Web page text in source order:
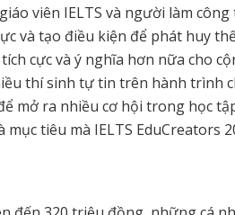
viên IELTS và người làm công
và tạo điều kiện để phát huy
cực và ý nghĩa hơn nữa cho
thí sinh tự tin trên hành trình
mở ra nhiều cơ hội trong học
tiêu mà IELTS EduCreators